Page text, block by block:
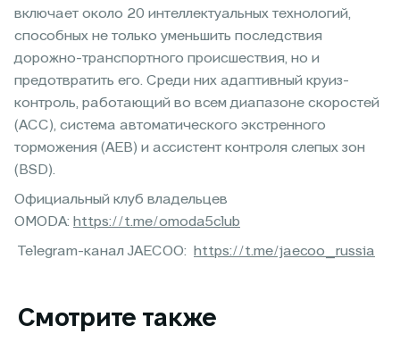
включает около 20 интеллектуальных технологий,
способных не только уменьшить последствия
дорожно-транспортного происшествия, но и
предотвратить его. Среди них адаптивный круиз-
контроль, работающий во всем диапазоне скоростей
(ACC), система автоматического экстренного
торможения (AEB) и ассистент контроля слепых зон
(BSD).
Официальный клуб владельцев
OMODA: https://t.me/omoda5club
Telegram-канал JAECOO: https://t.me/jaecoo_russia
Смотрите также